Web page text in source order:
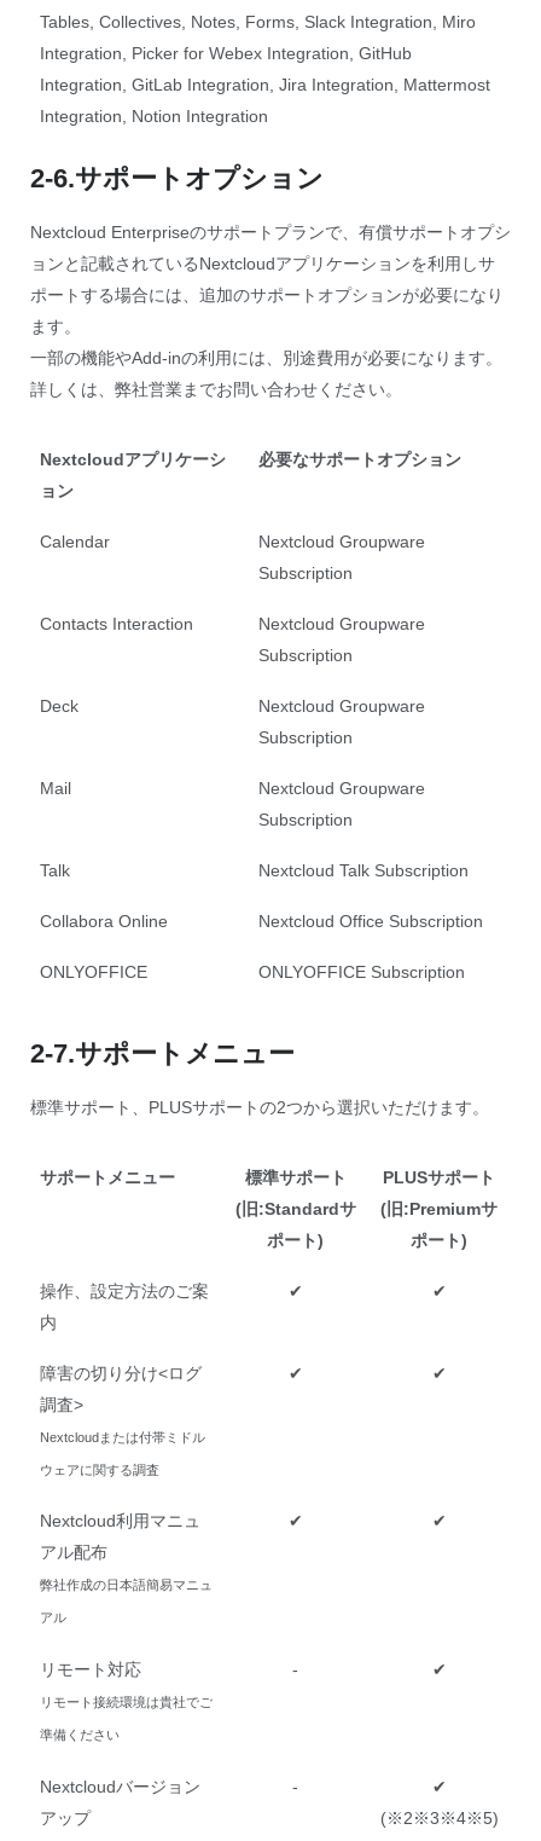
Tables, Collectives, Notes, Forms, Slack Integration, Miro
Integration, Picker for Webex Integration, GitHub
Integration, GitLab Integration, Jira Integration, Mattermost
Integration, Notion Integration
2-6.サポートオプション
Nextcloud Enterpriseのサポートプランで、有償サポートオプシ
ョンと記載されているNextcloudアプリケーションを利用しサ
ポートする場合には、追加のサポートオプションが必要になり
ます。
一部の機能やAdd-inの利用には、別途費用が必要になります。
詳しくは、弊社営業までお問い合わせください。
Nextcloudアプリケーシ
ョン
必要なサポートオプション
Calendar
Nextcloud Groupware
Subscription
Contacts Interaction
Nextcloud Groupware
Subscription
Deck
Nextcloud Groupware
Subscription
Mail
Nextcloud Groupware
Subscription
Talk Nextcloud Talk Subscription
Collabora Online Nextcloud Office Subscription
ONLYOFFICE ONLYOFFICE Subscription
2-7.サポートメニュー
標準サポート、PLUSサポートの2つから選択いただけます。
サポートメニュー
標準サポート
(旧:Standardサ
ポート)
PLUSサポート
(旧:Premiumサ
ポート)
操作、設定方法のご案
内
✔ ✔
障害の切り分け<ログ
調査>
Nextcloudまたは付帯ミドル
ウェアに関する調査
✔ ✔
Nextcloud利用マニュ
アル配布
弊社作成の日本語簡易マニュ
アル
✔ ✔
リモート対応
リモート接続環境は貴社でご
準備ください
- ✔
Nextcloudバージョン
アップ
-
✔
(※2※3※4※5)